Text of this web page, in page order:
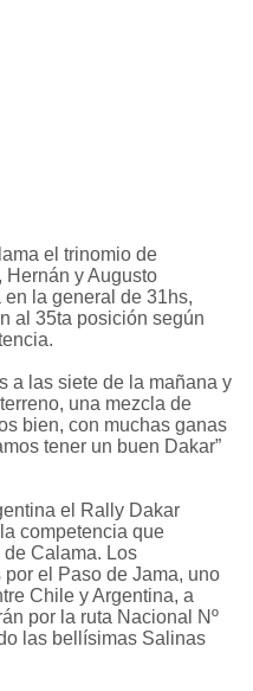
el trinomio de
Hernán y Augusto
en la general de 31hs,
al 35ta posición según
a las siete de la mañana y
una mezcla de
bien, con muchas ganas
tener un buen Dakar”
el Rally Dakar
competencia que
Calama. Los
el Paso de Jama, uno
Chile y Argentina, a
por la ruta Nacional Nº
las bellísimas Salinas